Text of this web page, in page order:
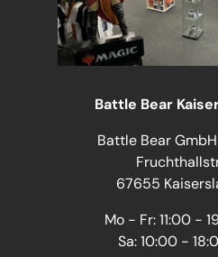
Battle Bear
Battle Bear GmbH
67655
Mo - Fr: 11:00 -
Sa: 10:00 -